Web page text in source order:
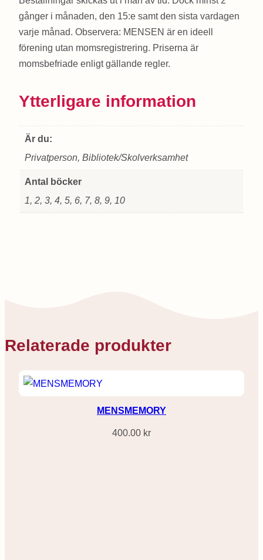
gånger i månaden, den 15:e samt den sista vardagen
varje månad. Observera: MENSEN är en ideell
förening utan momsregistrering. Priserna är
momsbefriade enligt gällande regler.
Ytterligare information
Är du:
Privatperson, Bibliotek/Skolverksamhet
Antal böcker
1, 2, 3, 4, 5, 6, 7, 8, 9, 10
Relaterade produkter
MENSMEMORY
400.00 kr